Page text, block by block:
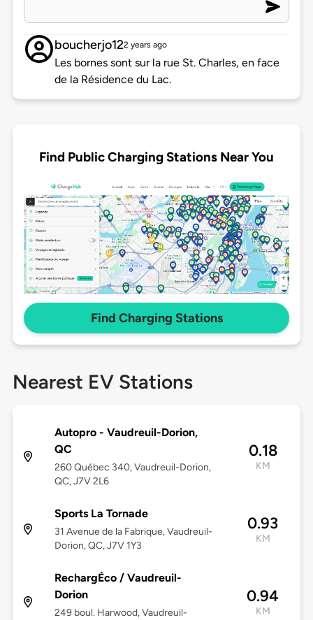
boucherjo122 years ago
Les bornes sont sur la rue St. Charles, en face
de la Résidence du Lac.
Find Public Charging Stations Near You
Find Charging Stations
Nearest EV Stations
Autopro - Vaudreuil-Dorion,
QC
260 Québec 340, Vaudreuil-Dorion,
QC, J7V 2L6
0.18
KM
Sports La Tornade
31 Avenue de la Fabrique, Vaudreuil-
Dorion, QC, J7V 1Y3
0.93
KM
RechargÉco / Vaudreuil-
Dorion
249 boul. Harwood, Vaudreuil-
0.94
KM